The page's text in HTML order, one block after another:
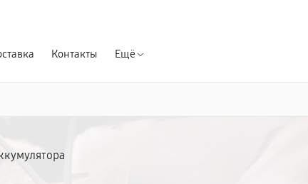
Контакты Ещё